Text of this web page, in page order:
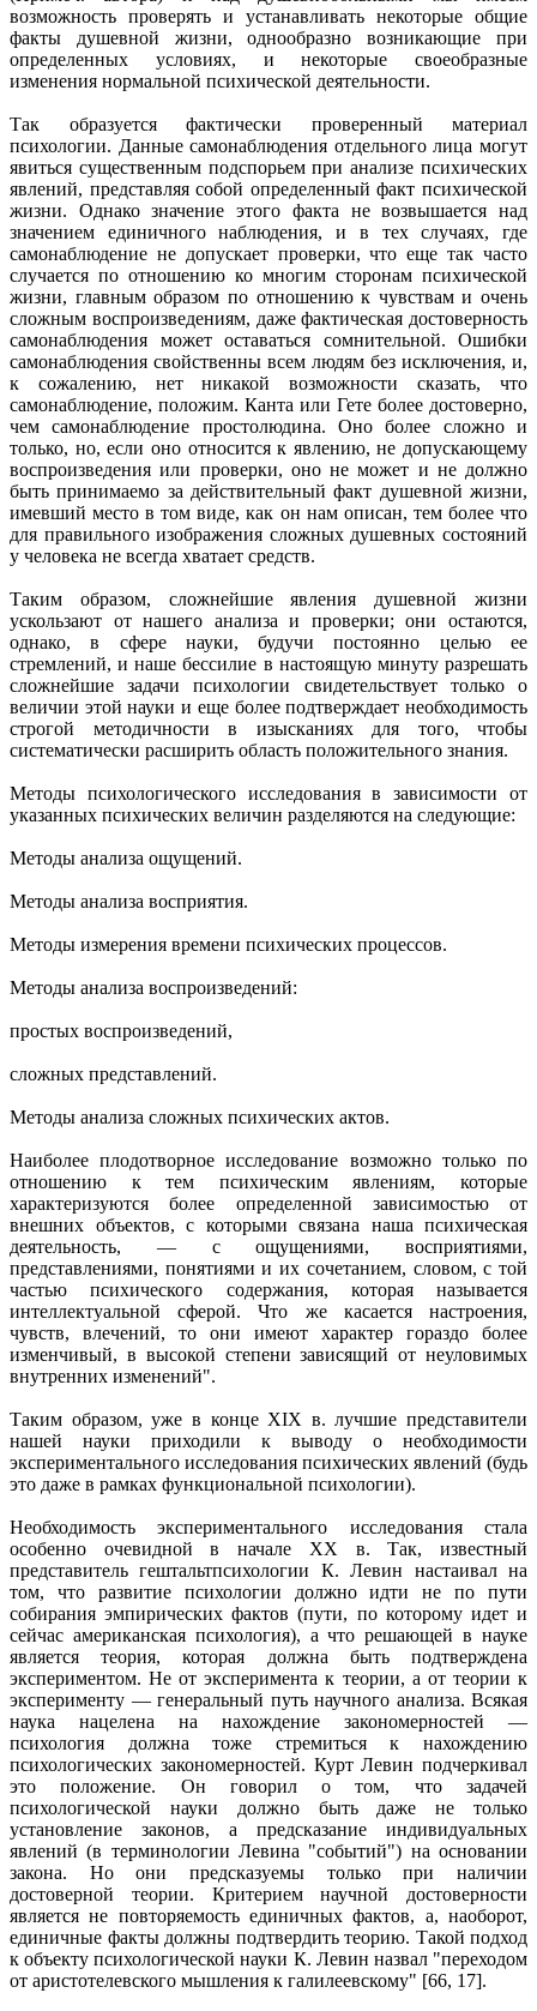
возможность проверять и устанавливать некоторые общие
факты душевной жизни, однообразно возникающие при
определенных условиях, и некоторые своеобразные
изменения нормальной психической деятельности.
Так образуется фактически проверенный материал
психологии. Данные самонаблюдения отдельного лица могут
явиться существенным подспорьем при анализе психических
явлений, представляя собой определенный факт психической
жизни. Однако значение этого факта не возвышается над
значением единичного наблюдения, и в тех случаях, где
самонаблюдение не допускает проверки, что еще так часто
случается по отношению ко многим сторонам психической
жизни, главным образом по отношению к чувствам и очень
сложным воспроизведениям, даже фактическая достоверность
самонаблюдения может оставаться сомнительной. Ошибки
самонаблюдения свойственны всем людям без исключения, и,
к сожалению, нет никакой возможности сказать, что
самонаблюдение, положим. Канта или Гете более достоверно,
чем самонаблюдение простолюдина. Оно более сложно и
только, но, если оно относится к явлению, не допускающему
воспроизведения или проверки, оно не может и не должно
быть принимаемо за действительный факт душевной жизни,
имевший место в том виде, как он нам описан, тем более что
для правильного изображения сложных душевных состояний
у человека не всегда хватает средств.
Таким образом, сложнейшие явления душевной жизни
ускользают от нашего анализа и проверки; они остаются,
однако, в сфере науки, будучи постоянно целью ее
стремлений, и наше бессилие в настоящую минуту разрешать
сложнейшие задачи психологии свидетельствует только о
величии этой науки и еще более подтверждает необходимость
строгой методичности в изысканиях для того, чтобы
систематически расширить область положительного знания.
Методы психологического исследования в зависимости от
указанных психических величин разделяются на следующие:
Методы анализа ощущений.
Методы анализа восприятия.
Методы измерения времени психических процессов.
Методы анализа воспроизведений:
простых воспроизведений,
сложных представлений.
Методы анализа сложных психических актов.
Наиболее плодотворное исследование возможно только по
отношению к тем психическим явлениям, которые
характеризуются более определенной зависимостью от
внешних объектов, с которыми связана наша психическая
деятельность, — с ощущениями, восприятиями,
представлениями, понятиями и их сочетанием, словом, с той
частью психического содержания, которая называется
интеллектуальной сферой. Что же касается настроения,
чувств, влечений, то они имеют характер гораздо более
изменчивый, в высокой степени зависящий от неуловимых
внутренних изменений".
Таким образом, уже в конце XIX в. лучшие представители
нашей науки приходили к выводу о необходимости
экспериментального исследования психических явлений (будь
это даже в рамках функциональной психологии).
Необходимость экспериментального исследования стала
особенно очевидной в начале XX в. Так, известный
представитель гештальтпсихологии К. Левин настаивал на
том, что развитие психологии должно идти не по пути
собирания эмпирических фактов (пути, по которому идет и
сейчас американская психология), а что решающей в науке
является теория, которая должна быть подтверждена
экспериментом. Не от эксперимента к теории, а от теории к
эксперименту — генеральный путь научного анализа. Всякая
наука нацелена на нахождение закономерностей —
психология должна тоже стремиться к нахождению
психологических закономерностей. Курт Левин подчеркивал
это положение. Он говорил о том, что задачей
психологической науки должно быть даже не только
установление законов, а предсказание индивидуальных
явлений (в терминологии Левина "событий") на основании
закона. Но они предсказуемы только при наличии
достоверной теории. Критерием научной достоверности
является не повторяемость единичных фактов, а, наоборот,
единичные факты должны подтвердить теорию. Такой подход
к объекту психологической науки К. Левин назвал "переходом
от аристотелевского мышления к галилеевскому" [66, 17].